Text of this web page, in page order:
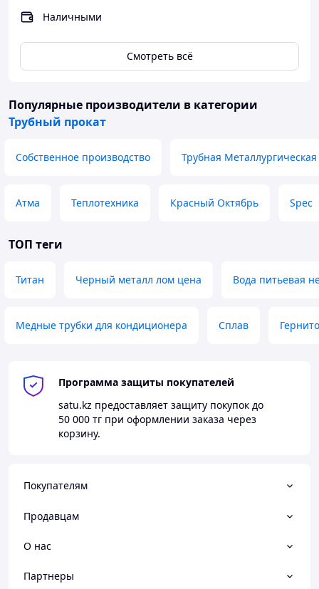
Наличными
Смотреть всё
Популярные производители в категории
Трубный прокат
Собственное производство Трубная
Атма Теплотехника Красный Октябрь Spec
ТОП теги
Титан Черный металл лом цена Вода питьевая
Медные трубки для кондиционера Сплав
Программа защиты покупателей
satu.kz предоставляет защиту покупок до
50 000 тг при оформлении заказа через
корзину.
Покупателям
Продавцам
О нас
Партнеры